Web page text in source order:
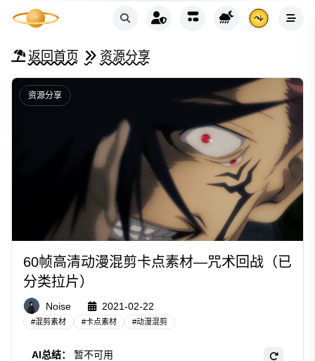
返回首页 资源分享
资源分享
60帧高清动漫混剪卡点素材—咒术回战（已
分类拉片）
Noise 2021-02-22
#混剪素材 #卡点素材 #动漫混剪
AI总结： 暂不可用